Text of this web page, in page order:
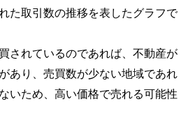
た取引数の推移を表したグラフで
されているのであれば、不動産が
あり、売買数が少ない地域であれ
いため、高い価格で売れる可能性